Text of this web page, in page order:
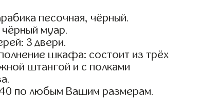
песочная, чёрный.
муар.
3 двери.
шкафа: состоит из трёх
штангой и с полками
по любым Вашим размерам.